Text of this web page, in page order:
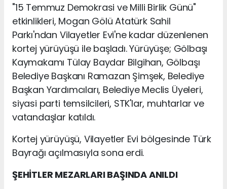
"15 Temmuz Demokrasi ve Milli Birlik Günü"
etkinlikleri, Mogan Gölü Atatürk Sahil
Parkı'ndan Vilayetler Evi'ne kadar düzenlenen
kortej yürüyüşü ile başladı. Yürüyüşe; Gölbaşı
Kaymakamı Tülay Baydar Bilgihan, Gölbaşı
Belediye Başkanı Ramazan Şimşek, Belediye
Başkan Yardımcıları, Belediye Meclis Üyeleri,
siyasi parti temsilcileri, STK'lar, muhtarlar ve
vatandaşlar katıldı.
Kortej yürüyüşü, Vilayetler Evi bölgesinde Türk
Bayrağı açılmasıyla sona erdi.
ŞEHİTLER MEZARLARI BAŞINDA ANILDI